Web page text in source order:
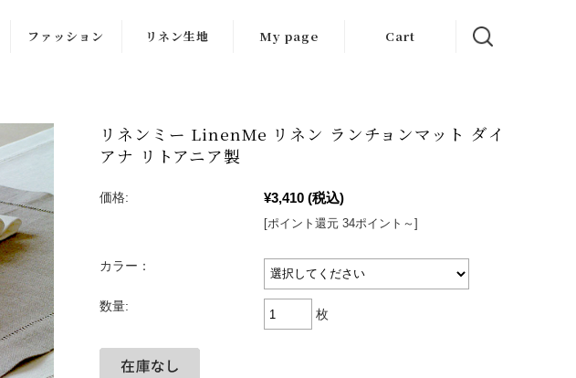
ファッション
部屋着
バッグ
リネン生地
はぎれ
My page Cart
リネンミー LinenMe リネン ランチョンマット ダイ
アナ リトアニア製
価格: ¥3,410 (税込)
[ポイント還元 34ポイント～]
カラー：
数量:
枚